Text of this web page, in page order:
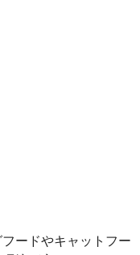
ードやキャットフー